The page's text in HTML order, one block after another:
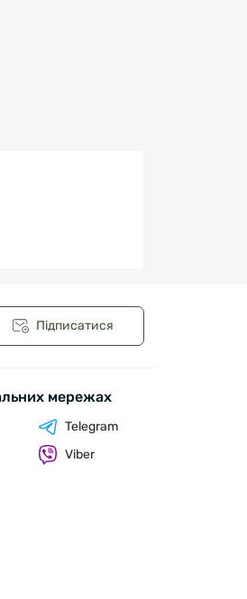
Підписатися
мережах
Telegram
Viber